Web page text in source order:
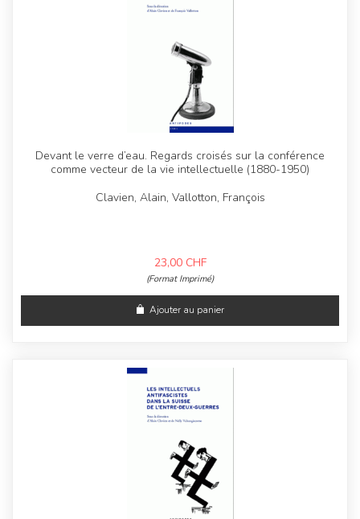
Devant le verre d’eau. Regards croisés sur la conférence
comme vecteur de la vie intellectuelle (1880-1950)
Clavien, Alain, Vallotton, François
23,00 CHF
(Format Imprimé)
Ajouter au panier